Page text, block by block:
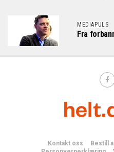
MEDIAPULS
Fra
Kontakt oss Bestill